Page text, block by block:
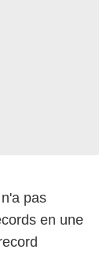
n'a pas
en une